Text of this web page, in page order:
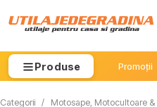
Produse Promoții
Categorii / Motosape, Motocultoare &